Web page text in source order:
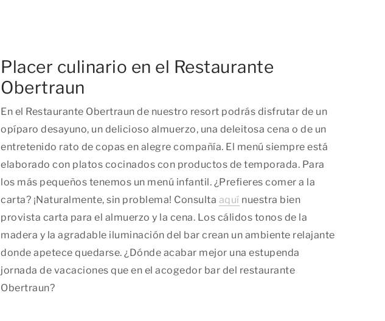
Placer culinario en el Restaurante
Obertraun
En el Restaurante Obertraun de nuestro resort podrás disfrutar de un
opíparo desayuno, un delicioso almuerzo, una deleitosa cena o de un
entretenido rato de copas en alegre compañía. El menú siempre está
elaborado con platos cocinados con productos de temporada. Para
los más pequeños tenemos un menú infantil. ¿Prefieres comer a la
carta? ¡Naturalmente, sin problema! Consulta aquí nuestra bien
provista carta para el almuerzo y la cena. Los cálidos tonos de la
madera y la agradable iluminación del bar crean un ambiente relajante
donde apetece quedarse. ¿Dónde acabar mejor una estupenda
jornada de vacaciones que en el acogedor bar del restaurante
Obertraun?